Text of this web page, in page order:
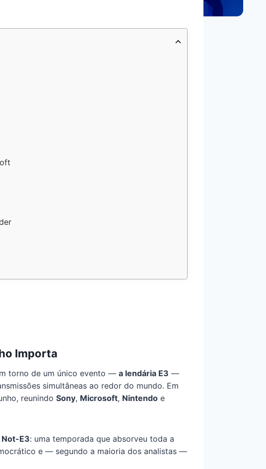
Importa
torno de um único evento — a lendária E3 —
simultâneas ao redor do mundo. Em
reunindo Sony, Microsoft, Nintendo e
Not-E3: uma temporada que absorveu toda a
e — segundo a maioria dos analistas —